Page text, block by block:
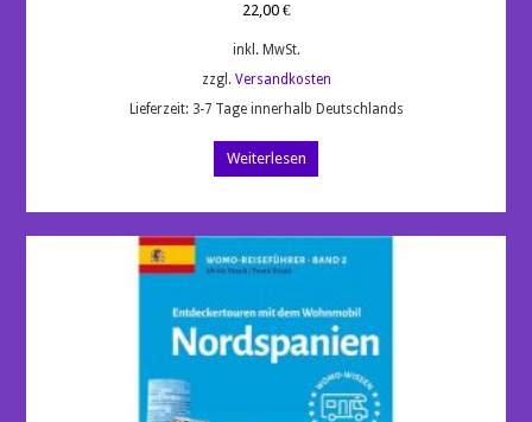
22,00 €
inkl. MwSt.
zzgl. Versandkosten
Lieferzeit: 3-7 Tage innerhalb Deutschlands
Weiterlesen